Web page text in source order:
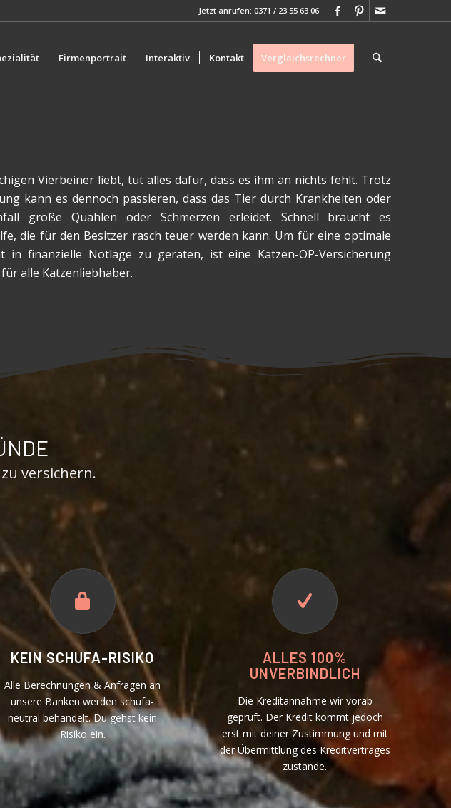
Jetzt anrufen: 0371 / 23 55 63 06
Firmenportrait Interaktiv Kontakt Vergleichsrechner
Vierbeiner liebt, tut alles dafür, dass es ihm an nichts fehlt. Trotz
kann es dennoch passieren, dass das Tier durch Krankheiten oder
große Quahlen oder Schmerzen erleidet. Schnell braucht es
die für den Besitzer rasch teuer werden kann. Um für eine optimale
in finanzielle Notlage zu geraten, ist eine Katzen-OP-Versicherung
alle Katzenliebhaber.
versichern.
KEIN SCHUFA-RISIKO
Alle Berechnungen & Anfragen an
unsere Banken werden schufa-
neutral behandelt. Du gehst kein
Risiko ein.
ALLES 100%
UNVERBINDLICH
Die Kreditannahme wir vorab
geprüft. Der Kredit kommt jedoch
erst mit deiner Zustimmung und mit
der Übermittlung des Kreditvertrages
zustande.